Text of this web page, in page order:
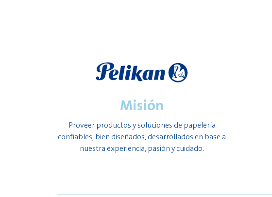
Misión
Proveer productos y soluciones de papelería
confiables, bien diseñados, desarrollados en base a
nuestra experiencia, pasión y cuidado.